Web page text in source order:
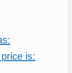
is: